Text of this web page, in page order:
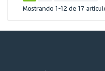
Mostrando 1-12 de 17